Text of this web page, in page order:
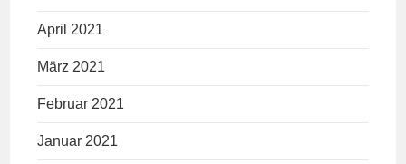
April 2021
März 2021
Februar 2021
Januar 2021